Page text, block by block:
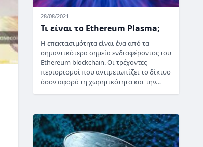
28/08/2021
Τι είναι το Ethereum Plasma;
Η επεκτασιμότητα είναι ένα από τα
σημαντικότερα σημεία ενδιαφέροντος του
Ethereum blockchain. Οι τρέχοντες
περιορισμοί που αντιμετωπίζει το δίκτυο
όσον αφορά τη χωρητικότητα και την…